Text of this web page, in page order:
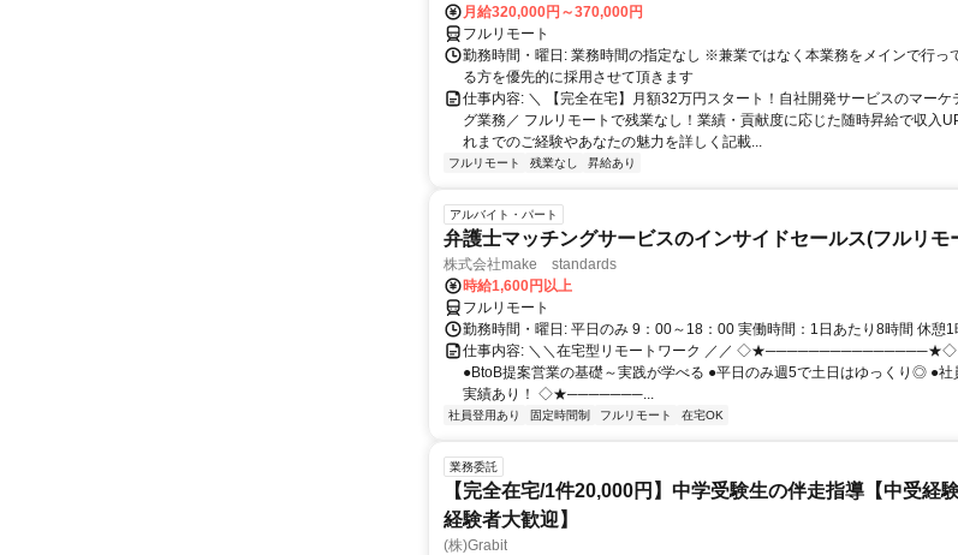
月給320,000円～370,000円
フルリモート
勤務時間・曜日: 業務時間の指定なし ※兼業ではなく本業務をメインで行っ
る方を優先的に採用させて頂きます
仕事内容: ＼ 【完全在宅】月額32万円スタート！自社開発サービスのマーケ
グ業務／ フルリモートで残業なし！業績・貢献度に応じた随時昇給で収入
れまでのご経験やあなたの魅力を詳しく記載...
フルリモート 残業なし 昇給あり
アルバイト・パート
弁護士マッチングサービスのインサイドセールス(フルリモ
株式会社make standards
時給1,600円以上
フルリモート
勤務時間・曜日: 平日のみ 9：00～18：00 実働時間：1日あたり8時間 休憩1
仕事内容: ＼＼在宅型リモートワーク ／／ ◇★───────────────★◇
●BtoB提案営業の基礎～実践が学べる ●平日のみ週5で土日はゆっくり◎ ●社
実績あり！ ◇★───────...
社員登用あり 固定時間制 フルリモート 在宅OK
業務委託
【完全在宅/1件20,000円】中学受験生の伴走指導【中受経
経験者大歓迎】
(株)Grabit